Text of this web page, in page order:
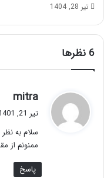
تیر 28, 1404
‫6 نظرها
mitra
ف
:
تیر 21, 1401 در 11:11 ق.ظ
سلام به
ممنونم از
پاسخ